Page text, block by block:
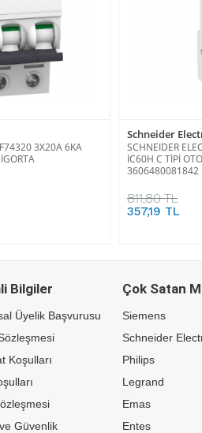
3X20A 6KA
Schneider
SCHNEIDER
İC60H C TİPİ
3606480081842
811,80 TL
357,19 TL
Bilgiler
Üyelik Başvurusu
Koşulları
Güvenlik
Çok Satan
Siemens
Schneider
Philips
Legrand
Emas
Entes